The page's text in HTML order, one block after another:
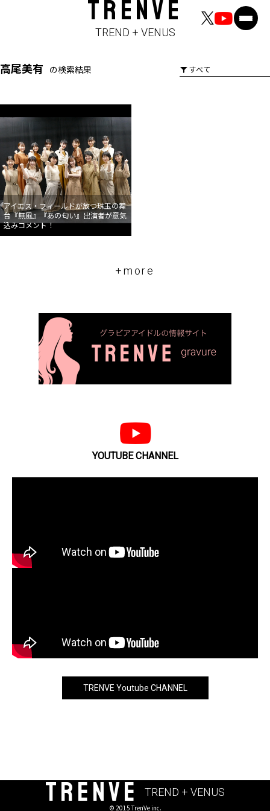
TRENVE
TREND + VENUS
高尾美有 の検索結果
アイエス・フィールドが放つ珠玉の舞
台『無風』『あの匂い』出演者が意気
込みコメント！
+more
YOUTUBE CHANNEL
TRENVE Youtube CHANNEL
TRENVE TREND + VENUS
© 2015 TrenVe inc.